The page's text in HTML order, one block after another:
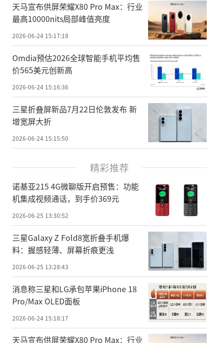
天马宣布供屏荣耀X80 Pro Max：行业
最高10000nits局部峰值亮度
2026-06-24 15:17:18
Omdia预估2026全球智能手机平均售
价565美元创新高
2026-06-24 15:16:36
三星折叠屏新品7月22日伦敦发布 新
增宽屏大折
2026-06-24 15:15:50
精彩推荐
诺基亚215 4G微聊版开启预售：功能
机集成视频通话，到手价369元
2026-06-25 13:30:52
三星Galaxy Z Fold8宽折叠手机爆
料：握感轻薄、屏幕折痕更浅
2026-06-25 13:28:43
消息称三星和LG承包苹果iPhone 18
Pro/Max OLED面板
2026-06-24 15:18:17
天马宣布供屏荣耀X80 Pro Max：行业